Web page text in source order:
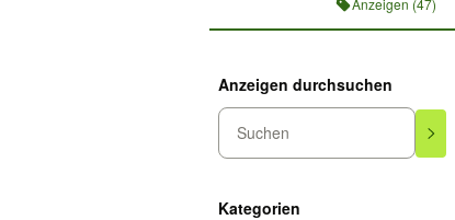
Anzeigen (47)
Anzeigen durchsuchen
Suchen
Kategorien